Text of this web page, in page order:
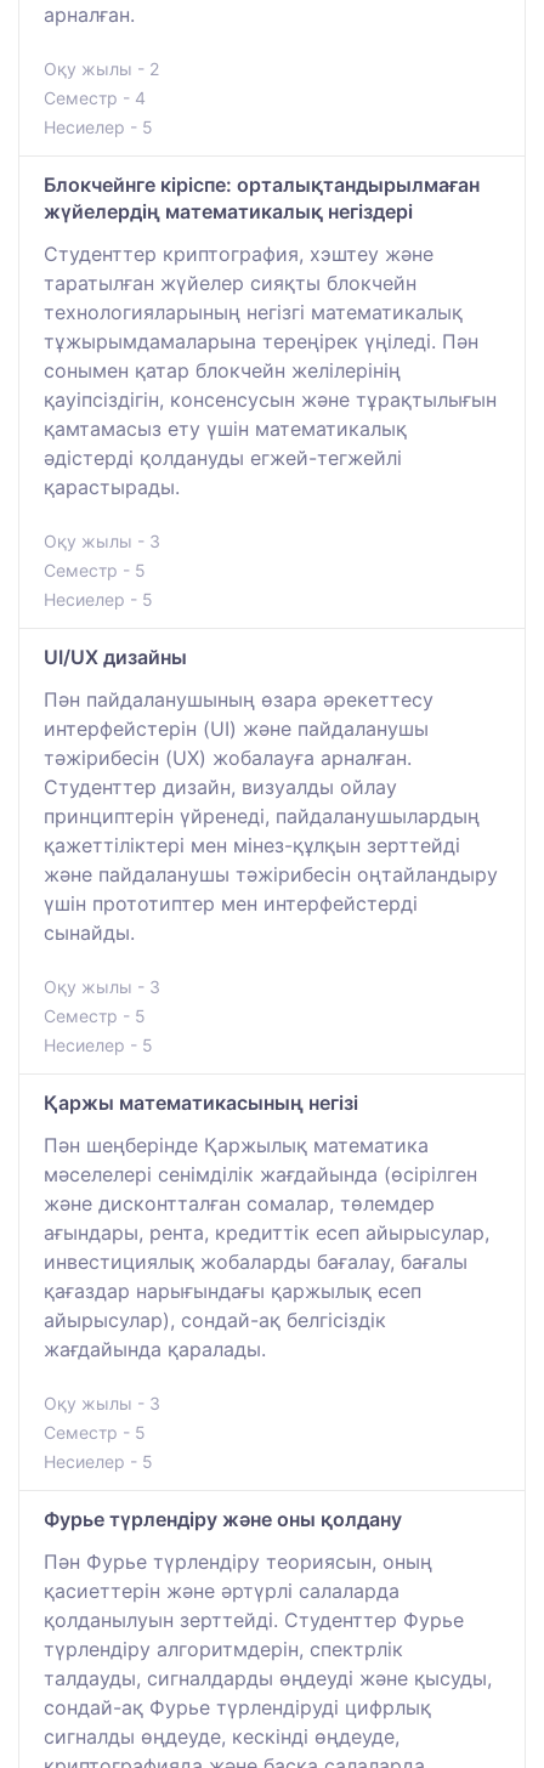
арналған.
Оқу жылы - 2
Семестр - 4
Несиелер - 5
Блокчейнге кіріспе: орталықтандырылмаған
жүйелердің математикалық негіздері
Студенттер криптография, хэштеу және
таратылған жүйелер сияқты блокчейн
технологияларының негізгі математикалық
тұжырымдамаларына тереңірек үңіледі. Пән
сонымен қатар блокчейн желілерінің
қауіпсіздігін, консенсусын және тұрақтылығын
қамтамасыз ету үшін математикалық
әдістерді қолдануды егжей-тегжейлі
қарастырады.
Оқу жылы - 3
Семестр - 5
Несиелер - 5
UI/UX дизайны
Пән пайдаланушының өзара әрекеттесу
интерфейстерін (UI) және пайдаланушы
тәжірибесін (UX) жобалауға арналған.
Студенттер дизайн, визуалды ойлау
принциптерін үйренеді, пайдаланушылардың
қажеттіліктері мен мінез-құлқын зерттейді
және пайдаланушы тәжірибесін оңтайландыру
үшін прототиптер мен интерфейстерді
сынайды.
Оқу жылы - 3
Семестр - 5
Несиелер - 5
Қаржы математикасының негізі
Пән шеңберінде Қаржылық математика
мәселелері сенімділік жағдайында (өсірілген
және дисконтталған сомалар, төлемдер
ағындары, рента, кредиттік есеп айырысулар,
инвестициялық жобаларды бағалау, бағалы
қағаздар нарығындағы қаржылық есеп
айырысулар), сондай-ақ белгісіздік
жағдайында қаралады.
Оқу жылы - 3
Семестр - 5
Несиелер - 5
Фурье түрлендіру және оны қолдану
Пән Фурье түрлендіру теориясын, оның
қасиеттерін және әртүрлі салаларда
қолданылуын зерттейді. Студенттер Фурье
түрлендіру алгоритмдерін, спектрлік
талдауды, сигналдарды өңдеуді және қысуды,
сондай-ақ Фурье түрлендіруді цифрлық
сигналды өңдеуде, кескінді өңдеуде,